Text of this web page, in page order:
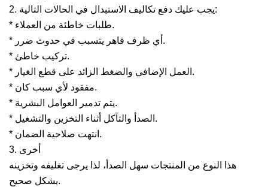
2. يجب عليك دفع تكاليف الاستبدال في الحالات التالية:
* طلبات خاطئة من العملاء.
* أي ظرف قاهر يتسبب في حدوث ضرر.
* تركيب خاطئ.
* العمل الإضافي والضغط الزائد على قطع الغيار.
* مفقود لأي سبب كان.
* يتم تدمير العوامل البشرية.
* الصدأ والتآكل أثناء التخزين والتشغيل.
* انتهت صلاحية الضمان.
3. أخرى
هذا النوع من المنتجات سهل الصدأ، لذا يرجى تغليفه وتخزينه
بشكل صحيح.